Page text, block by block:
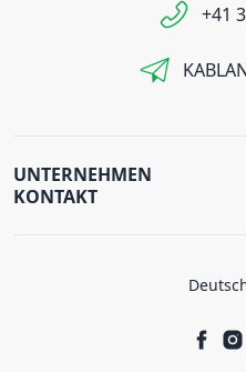
+41
UNTERNEHMEN
KONTAKT